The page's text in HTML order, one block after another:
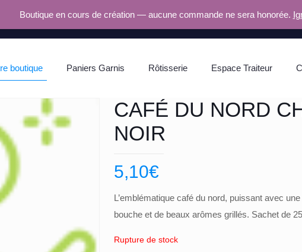
boutique Paniers Garnis Rôtisserie Espace Traiteur
CAFÉ DU NORD
NOIR
5,10€
L’emblématique café du nord, puissant avec
bouche et de beaux arômes grillés. Sachet de
Rupture de stock
Boutique en cours de création — aucune commande ne sera honorée.